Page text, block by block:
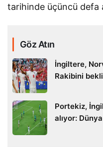
tarihinde üçüncü defa
Göz Atın
İngiltere,
Rakibini
Portekiz,
alıyor: